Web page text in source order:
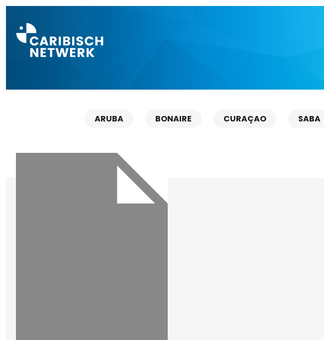
ARUBA BONAIRE CURAÇAO SABA